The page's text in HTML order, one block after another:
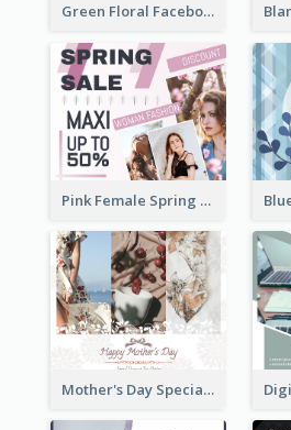
Green Floral Facebook Post About Grand Opening
Pink Female Spring Fashion Facebook Post Design
Mother's Day Special Sale Orange Facebook Post